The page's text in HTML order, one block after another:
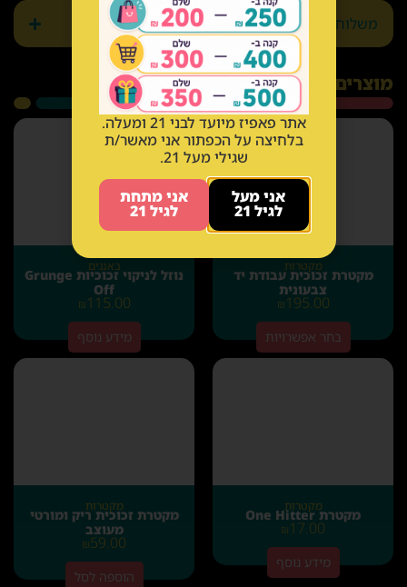
משלוחים והחזרות
מוצרים קשורים
מקטרות
מקטרת זכוכית עבודת יד
צבעונית
₪195.00
בחר אפשרויות
באנגים
נוזל לניקוי זכוכיות Grunge
Off
₪115.00
מידע נוסף
מקטרות
מקטרת One Hitter
₪17.00
מידע נוסף
מקטרות
מקטרת זכוכית ריק ומורטי
מעוצב
₪59.00
הוספה לסל
אתר פאפיז מיועד לבני 21 ומעלה.
בלחיצה על הכפתור אני מאשר/ת
שגילי מעל 21.
אני מעל
לגיל 21
אני מתחת
לגיל 21